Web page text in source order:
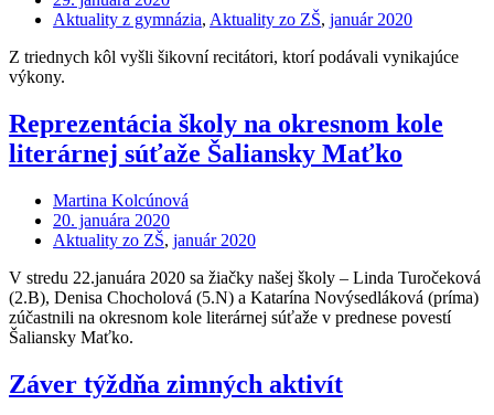
Aktuality z gymnázia, Aktuality zo ZŠ, január 2020
Z triednych kôl vyšli šikovní recitátori, ktorí podávali vynikajúce
výkony.
Reprezentácia školy na okresnom kole
literárnej súťaže Šaliansky Maťko
Martina Kolcúnová
20. januára 2020
Aktuality zo ZŠ, január 2020
V stredu 22.januára 2020 sa žiačky našej školy – Linda Turočeková
(2.B), Denisa Chocholová (5.N) a Katarína Novýsedláková (príma)
zúčastnili na okresnom kole literárnej súťaže v prednese povestí
Šaliansky Maťko.
Záver týždňa zimných aktivít